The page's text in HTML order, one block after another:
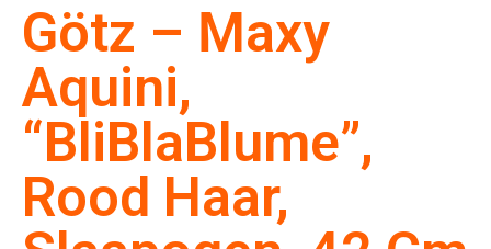
Götz – Maxy
Aquini,
“BliBlaBlume”,
Rood Haar,